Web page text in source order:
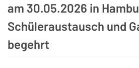
am 30.05.2026 in
Schüleraustausch und
begehrt